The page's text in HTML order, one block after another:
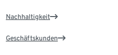
Nachhaltigkeit
Geschäftskunden